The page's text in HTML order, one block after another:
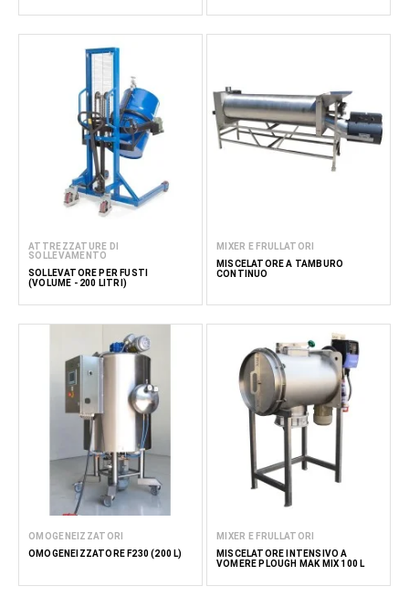
ATTREZZATURE DI
SOLLEVAMENTO
SOLLEVATORE PER FUSTI
(VOLUME - 200 LITRI)
MIXER E FRULLATORI
MISCELATORE A TAMBURO
CONTINUO
OMOGENEIZZATORI
OMOGENEIZZATORE F230 (200 L)
MIXER E FRULLATORI
MISCELATORE INTENSIVO A
VOMERE PLOUGH MAK MIX 100 L